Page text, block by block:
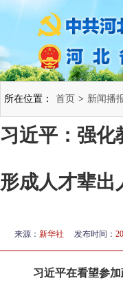
所在位置： 首页 > 新闻播
习近平：强化
形成人才辈出
来源： 新华社 发布时间：
习近平在看望参